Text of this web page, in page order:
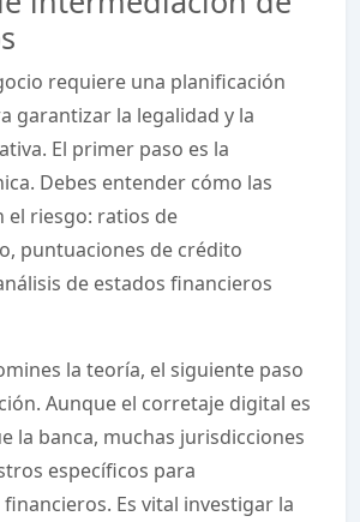
requiere una planificación
garantizar la legalidad y la
El primer paso es la
Debes entender cómo las
el riesgo: ratios de
puntuaciones de crédito
de estados financieros
la teoría, el siguiente paso
Aunque el corretaje digital es
la banca, muchas jurisdicciones
específicos para
Es vital investigar la